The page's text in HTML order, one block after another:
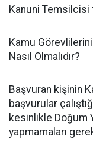
Kanuni Temsilcisi
Kamu
Nasıl Olmalıdır?
Başvuran kişinin
başvurular
kesinlikle Doğum
yapmamaları